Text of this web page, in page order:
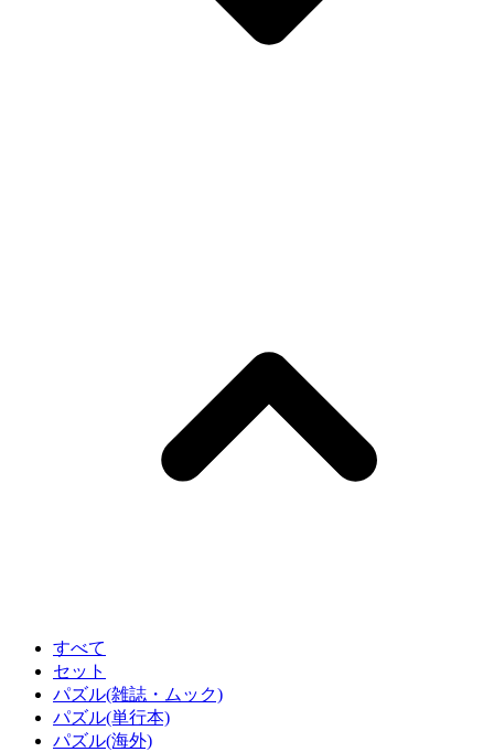
すべて
セット
パズル(雑誌・ムック)
パズル(単行本)
パズル(海外)